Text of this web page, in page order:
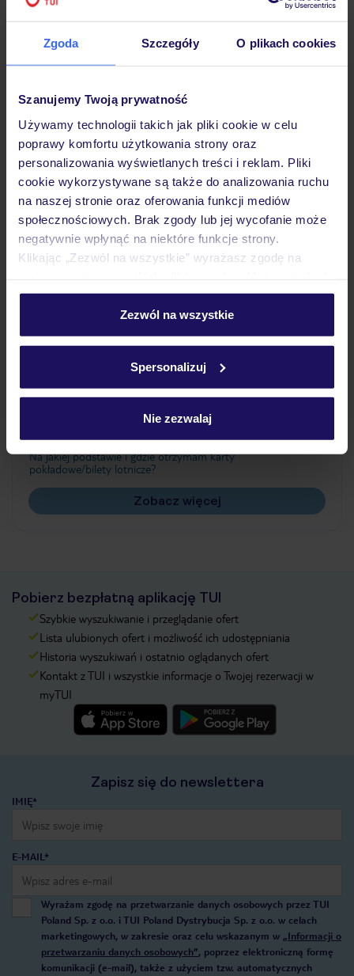
Zgoda Szczegóły O plikach cookies
Szanujemy Twoją prywatność
Używamy technologii takich jak pliki cookie w celu
poprawy komfortu użytkowania strony oraz
personalizowania wyświetlanych treści i reklam. Pliki
cookie wykorzystywane są także do analizowania ruchu
na naszej stronie oraz oferowania funkcji mediów
społecznościowych. Brak zgody lub jej wycofanie może
negatywnie wpłynąć na niektóre funkcje strony.
Klikając „Zezwól na wszystkie” wyrażasz zgodę na
personalizować swój wybór wchodząc w zakładkę
Szczegółowe informacje o plikach cookie znajdziesz
Zezwól na wszystkie
Spersonalizuj
Nie zezwalaj
Pokoje
Wyżywienie
Atrakcje
Ważne informacje
Często zadawane pytania
Jak zmienić uczestników/osobę zgłaszającą?
Czy w Hotelu będzie przedstawiciel TUI?
Na jakiej podstawie i gdzie otrzymam karty
pokładowe/bilety lotnicze?
Zobacz więcej
Pobierz bezpłatną aplikację TUI
Szybkie wyszukiwanie i przeglądanie ofert
Lista ulubionych ofert i możliwość ich udostępniania
Historia wyszukiwań i ostatnio oglądanych ofert
Kontakt z TUI i wszystkie informacje o Twojej rezerwacji w
myTUI
Zapisz się do newslettera
IMIĘ*
E-MAIL*
Wyrażam zgodę na przetwarzanie danych osobowych przez TUI
Poland Sp. z o.o. i TUI Poland Dystrybucja Sp. z o.o. w celach
marketingowych, w zakresie oraz celu wskazanym w „Informacji o
przetwarzaniu danych osobowych”, poprzez elektroniczną formę
komunikacji (e-mail), także z użyciem tzw. automatycznych